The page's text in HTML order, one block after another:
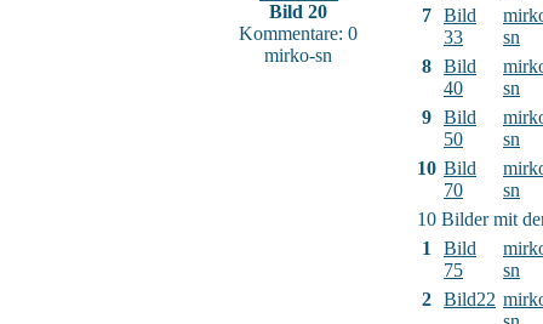
Bild 20
Kommentare: 0
mirko-sn
7 Bild
33
sn
8 Bild
40
sn
9 Bild
50
sn
10 Bild
70
sn
10 Bilder mit
1
Bild
75
sn
2 Bild22